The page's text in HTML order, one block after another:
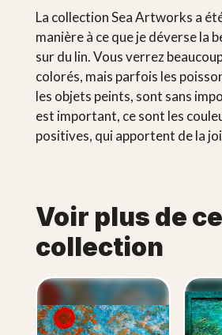
La collection Sea Artworks a
manière à ce que je déverse la
sur du lin. Vous verrez
colorés, mais parfois les
les objets peints, sont sans
est important, ce sont les
positives, qui apportent de la
Voir plus de
collection